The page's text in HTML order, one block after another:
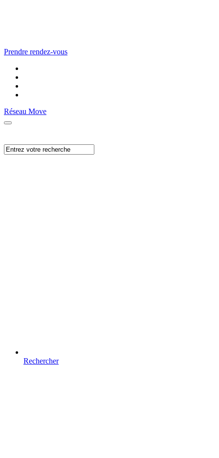
Prendre rendez-vous
Réseau Move
Rechercher